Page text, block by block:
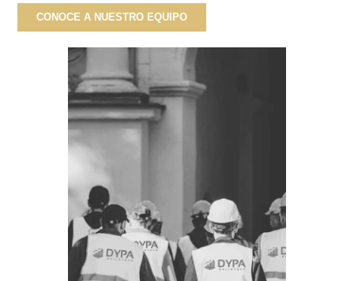
CONOCE A NUESTRO EQUIPO